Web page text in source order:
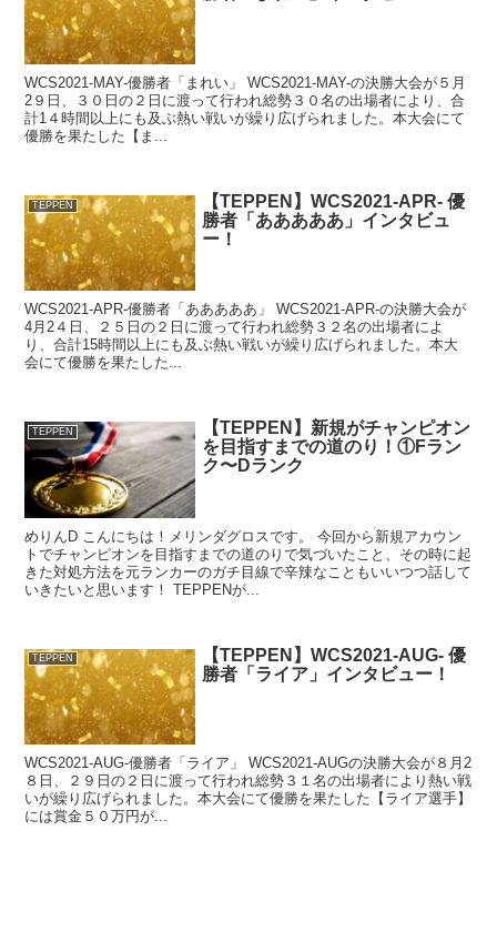
WCS2021-MAY-優勝者「まれい」 WCS2021-MAY-の決勝大会が５月
2９日、３０日の２日に渡って行われ総勢３０名の出場者により、合
計1４時間以上にも及ぶ熱い戦いが繰り広げられました。本大会にて
優勝を果たした【ま...
TEPPEN
【TEPPEN】WCS2021-APR- 優
勝者「あああああ」インタビュ
ー！
WCS2021-APR-優勝者「あああああ」 WCS2021-APR-の決勝大会が
4月2４日、２５日の２日に渡って行われ総勢３２名の出場者によ
り、合計15時間以上にも及ぶ熱い戦いが繰り広げられました。本大
会にて優勝を果たした...
TEPPEN
【TEPPEN】新規がチャンピオン
を目指すまでの道のり！①Fラン
ク〜Dランク
めりんD こんにちは！メリンダグロスです。 今回から新規アカウン
トでチャンピオンを目指すまでの道のりで気づいたこと、その時に起
きた対処方法を元ランカーのガチ目線で辛辣なこともいいつつ話して
いきたいと思います！ TEPPENが...
TEPPEN
【TEPPEN】WCS2021-AUG- 優
勝者「ライア」インタビュー！
WCS2021-AUG-優勝者「ライア」 WCS2021-AUGの決勝大会が８月2
８日、２９日の２日に渡って行われ総勢３１名の出場者により熱い戦
いが繰り広げられました。本大会にて優勝を果たした【ライア選手】
には賞金５０万円が...